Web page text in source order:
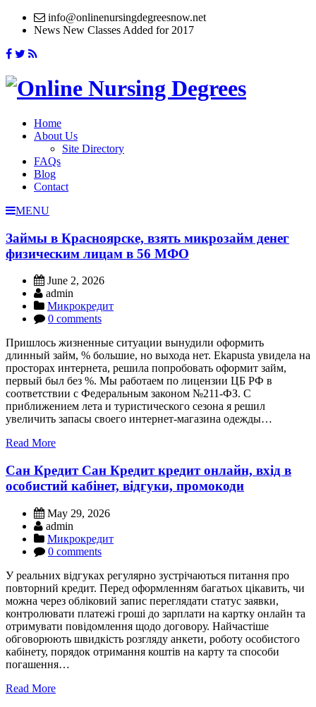
info@onlinenursingdegreesnow.net
News New Classes Added for 2017
Home
About Us
Site Directory
FAQs
Blog
Contact
MENU
Займы в Красноярске, взять микрозайм денег
физическим лицам в 56 МФО
June 2, 2026
admin
Микрокредит
0 comments
Пришлось жизненные ситуации вынудили оформить
длинный займ, % большие, но выхода нет. Еkapusta увидела на
просторах интернета, решила попробовать оформит займ,
первый был без %. Мы работаем по лицензии ЦБ РФ в
соответствии с Федеральным законом №211-ФЗ. С
приближением лета и туристического сезона я решил
увеличить запасы своего интернет-магазина одежды…
Read More
Сан Кредит Сан Кредит кредит онлайн, вхід в
особистий кабінет, відгуки, промокоди
May 29, 2026
admin
Микрокредит
0 comments
У реальних відгуках регулярно зустрічаються питання про
повторний кредит. Перед оформленням багатьох цікавить, чи
можна через обліковий запис переглядати статус заявки,
контролювати платежі гроші до зарплати на картку онлайн та
отримувати повідомлення щодо договору. Найчастіше
обговорюють швидкість розгляду анкети, роботу особистого
кабінету, порядок отримання коштів на карту та способи
погашення…
Read More